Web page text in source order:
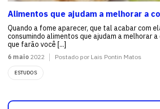
Alimentos que ajudam a melhorar a
Quando a fome aparecer, que tal acabar com
consumindo alimentos que ajudam a melhorar
que farão você [...]
6 maio 2022 Postado por Lais Pontin Matos
ESTUDOS